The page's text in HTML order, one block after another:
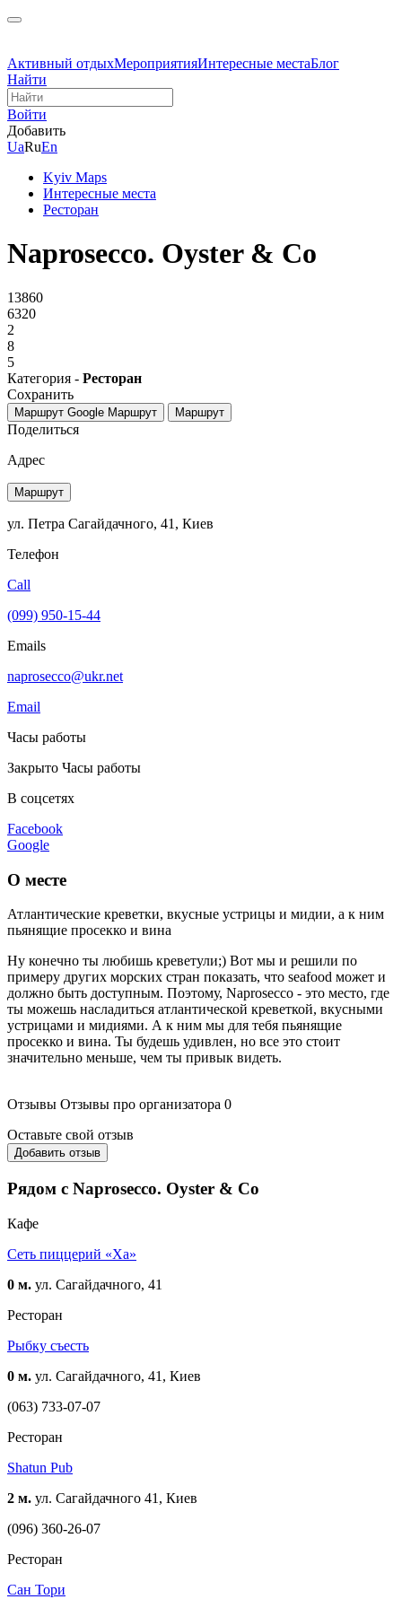
Активный отдыхМероприятияИнтересные местаБлог
Найти
Войти
Добавить
UaRuEn
Kyiv Maps
Интересные места
Ресторан
Naprosecco. Oyster & Co
13860
6320
2
8
5
Категория - Ресторан
Сохранить
Маршрут Google Маршрут Маршрут
Поделиться
Адрес
Маршрут
ул. Петра Сагайдачного, 41, Киев
Телефон
Call
(099) 950-15-44
Emails
naprosecco@ukr.net
Email
Часы работы
Закрыто Часы работы
В соцсетях
Facebook
Google
О месте
Атлантические креветки, вкусные устрицы и мидии, а к ним
пьянящие просекко и вина
Ну конечно ты любишь креветули;) Вот мы и решили по
примеру других морских стран показать, что seafood может и
должно быть доступным. Поэтому, Naprosecco - это место, где
ты можешь насладиться атлантической креветкой, вкусными
устрицами и мидиями. А к ним мы для тебя пьянящие
просекко и вина. Ты будешь удивлен, но все это стоит
значительно меньше, чем ты привык видеть.
Отзывы Отзывы про организатора 0
Оставьте свой отзыв
Добавить отзыв
Рядом с Naprosecco. Oyster & Co
Кафе
Сеть пиццерий «Ха»
0 м. ул. Сагайдачного, 41
Ресторан
Рыбку съесть
0 м. ул. Сагайдачного, 41, Киев
(063) 733-07-07
Ресторан
Shatun Pub
2 м. ул. Сагайдачного 41, Киев
(096) 360-26-07
Ресторан
Сан Тори